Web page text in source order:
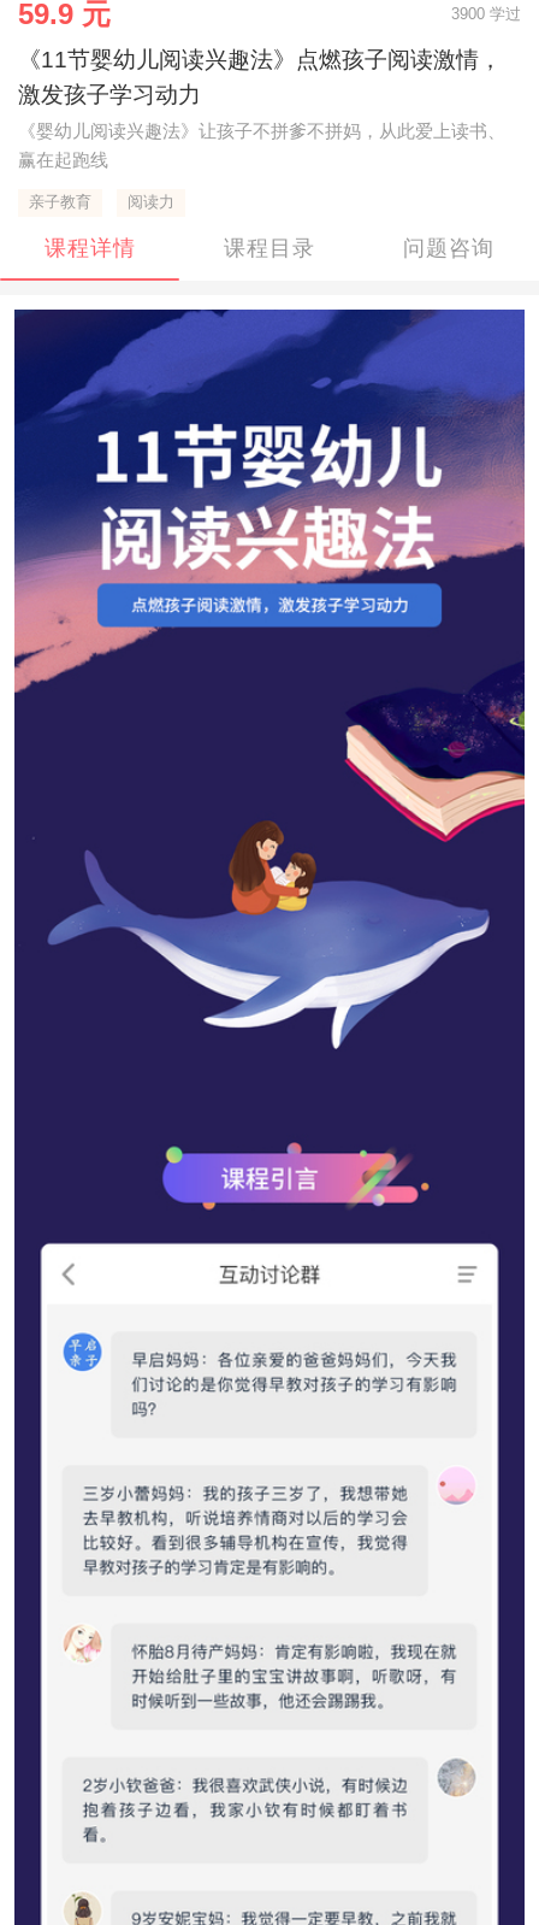
59.9 元 3900 学过
《11节婴幼儿阅读兴趣法》点燃孩子阅读激情，
激发孩子学习动力
《婴幼儿阅读兴趣法》让孩子不拼爹不拼妈，从此爱上读书、
赢在起跑线
亲子教育 阅读力
课程详情 课程目录 问题咨询